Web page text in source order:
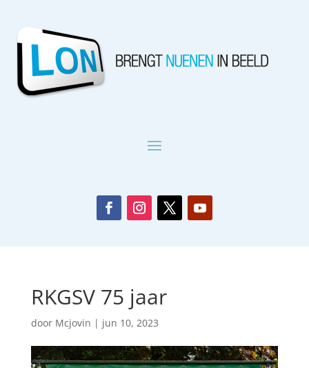
RKGSV 75 jaar
door Mcjovin | jun 10, 2023